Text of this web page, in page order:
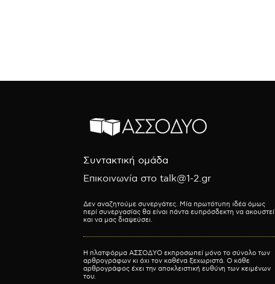
Συντακτική ομάδα
Επικοινωνία στο talk@1-2.gr
Δεν αναζητούμε συνεργάτες. Μία πρωτότυπη ιδέα όμως
περί συνεργασίας θα είναι πάντα ευπρόσδεκτη να ακουστεί
και να μας διαψεύσει.
Η πλατφόρμα ΑΣΣΟΔΥΟ εκπροσωπεί μόνο το σύνολο των
αρθρογράφων κι όχι τον καθένα ξεχωριστά. Ο κάθε
αρθρογράφος έχει την αποκλειστική ευθύνη των κειμένων
του.